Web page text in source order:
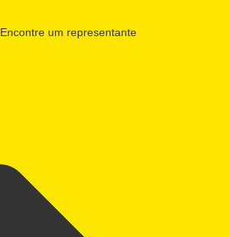
Encontre um representante